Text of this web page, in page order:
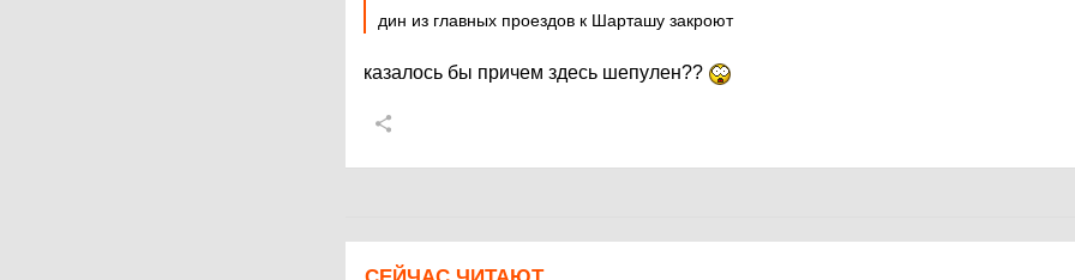
дин из главных проездов к Шарташу закроют
казалось бы причем здесь шепулен??